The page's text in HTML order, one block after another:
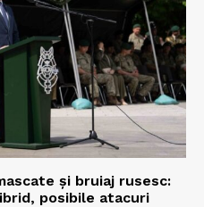
și bruiaj rusesc:
posibile atacuri